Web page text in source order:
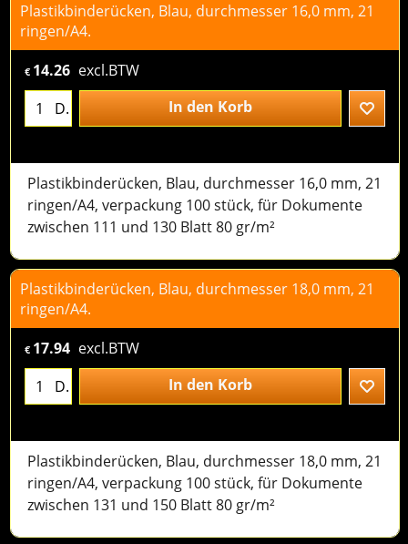
Plastikbinderücken, Blau, durchmesser 16,0 mm, 21
ringen/A4.
€ 14.26 excl.BTW
D.
In den Korb
Plastikbinderücken, Blau, durchmesser 16,0 mm, 21
ringen/A4, verpackung 100 stück, für Dokumente
zwischen 111 und 130 Blatt 80 gr/m²
Plastikbinderücken, Blau, durchmesser 18,0 mm, 21
ringen/A4.
€ 17.94 excl.BTW
D.
In den Korb
Plastikbinderücken, Blau, durchmesser 18,0 mm, 21
ringen/A4, verpackung 100 stück, für Dokumente
zwischen 131 und 150 Blatt 80 gr/m²